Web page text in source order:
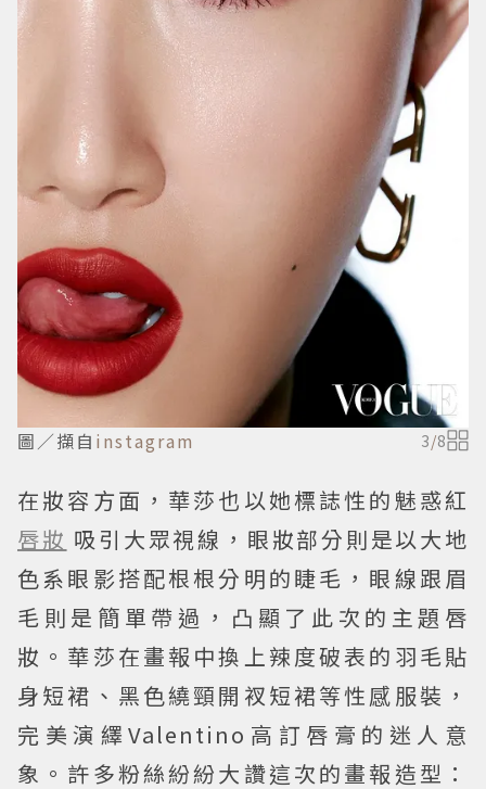
圖／擷自 instagram 3/8
在妝容方面，華莎也以她標誌性的魅惑紅
唇妝 吸引大眾視線，眼妝部分則是以大地
色系眼影搭配根根分明的睫毛，眼線跟眉
毛則是簡單帶過，凸顯了此次的主題唇
妝。華莎在畫報中換上辣度破表的羽毛貼
身短裙、黑色繞頸開衩短裙等性感服裝，
完美演繹Valentino高訂唇膏的迷人意
象。許多粉絲紛紛大讚這次的畫報造型：